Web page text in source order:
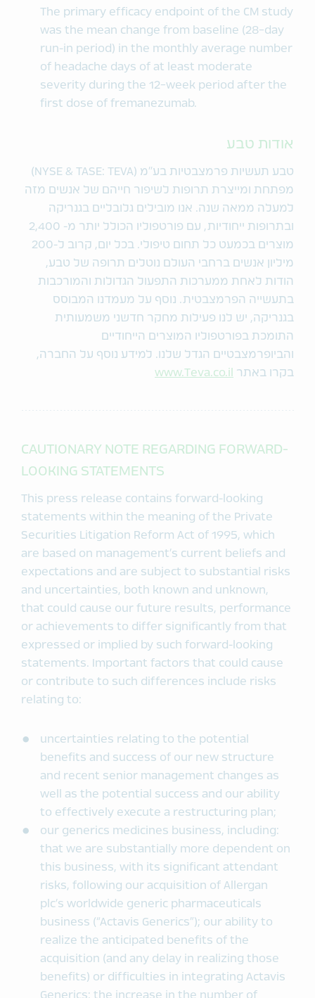
The primary efficacy endpoint of the CM study
was the mean change from baseline (28-day
run-in period) in the monthly average number
of headache days of at least moderate
severity during the 12-week period after the
first dose of fremanezumab.
אודות טבע
טבע תעשיות פרמצבטיות בע"מ (NYSE & TASE: TEVA)
מפתחת ומייצרת תרופות לשיפור חייהם של אנשים מזה
למעלה ממאה שנה. אנו מובילים גלובליים בגנריקה
ובתרופות ייחודיות, עם פורטפוליו הכולל יותר מ- 2,400
מוצרים בכמעט כל תחום טיפולי. בכל יום, קרוב ל-200
מיליון אנשים ברחבי העולם נוטלים תרופה של טבע,
הודות לאחת ממערכות התפעול הגדולות והמורכבות
בתעשייה הפרמצבטית. נוסף על מעמדנו המבוסס
בגנריקה, יש לנו פעילות מחקר חדשני משמעותית
התומכת בפורטפוליו המוצרים הייחודיים
והביופרמצבטיים הגדל שלנו. למידע נוסף על החברה,
בקרו באתר
www.Teva.co.il
CAUTIONARY NOTE REGARDING FORWARD-
LOOKING STATEMENTS
This press release contains forward-looking
statements within the meaning of the Private
Securities Litigation Reform Act of 1995, which
are based on management’s current beliefs and
expectations and are subject to substantial risks
and uncertainties, both known and unknown,
that could cause our future results, performance
or achievements to differ significantly from that
expressed or implied by such forward-looking
statements. Important factors that could cause
or contribute to such differences include risks
relating to:
uncertainties relating to the potential
benefits and success of our new structure
and recent senior management changes as
well as the potential success and our ability
to effectively execute a restructuring plan;
our generics medicines business, including:
that we are substantially more dependent on
this business, with its significant attendant
risks, following our acquisition of Allergan
plc’s worldwide generic pharmaceuticals
business (“Actavis Generics”); our ability to
realize the anticipated benefits of the
acquisition (and any delay in realizing those
benefits) or difficulties in integrating Actavis
Generics; the increase in the number of